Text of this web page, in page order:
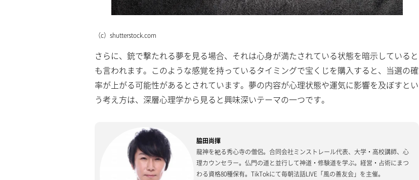
（c）shutterstock.com
さらに、銃で撃たれる夢を見る場合、それは心身が満たされている状態を暗示していると
も言われます。このような感覚を持っているタイミングで宝くじを購入すると、当選の確
率が上がる可能性があるとされています。夢の内容が心理状態や運気に影響を及ぼすとい
う考え方は、深層心理学から見ると興味深いテーマの一つです。
脇田尚揮
龍神を祀る秀心寺の僧侶。合同会社ミンストレール代表、大学・高校講師、心
理カウンセラー。仏門の道と並行して神道・修験道を学ぶ。経営・占術にまつ
わる資格80種保有。TikTokにて毎朝法話LIVE「風の善友会」を主催。